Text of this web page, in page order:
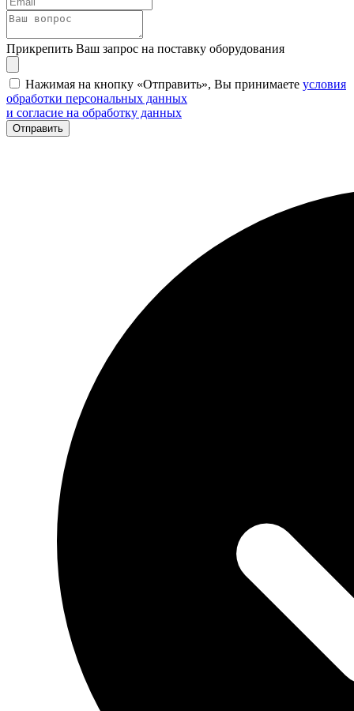
Прикрепить Ваш запрос на поставку оборудования
Нажимая на кнопку «Отправить», Вы принимаете условия
обработки персональных данных
и согласие на обработку данных
Отправить